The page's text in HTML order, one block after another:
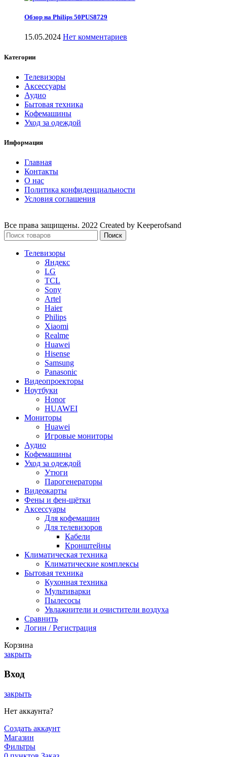
Обзор на Philips 50PUS8729
15.05.2024 Нет комментариев
Категории
Телевизоры
Аксессуары
Аудио
Бытовая техника
Кофемашины
Уход за одеждой
Информация
Главная
Контакты
О нас
Политика конфиденциальности
Условия соглашения
Все права защищены. 2022 Created by Keeperofsand
Поиск
Телевизоры
Яндекс
LG
TCL
Sony
Artel
Haier
Philips
Xiaomi
Realme
Huawei
Hisense
Samsung
Panasonic
Видеопроекторы
Ноутбуки
Honor
HUAWEI
Мониторы
Huawei
Игровые мониторы
Аудио
Кофемашины
Уход за одеждой
Утюги
Парогенераторы
Видеокарты
Фены и фен-щётки
Аксессуары
Для кофемашин
Для телевизоров
Кабели
Кронштейны
Климатическая техника
Климатические комплексы
Бытовая техника
Кухонная техника
Мультиварки
Пылесосы
Увлажнители и очистители воздуха
Сравнить
Логин / Регистрация
Корзина
закрыть
Вход
закрыть
Нет аккаунта?
Создать аккаунт
Магазин
Фильтры